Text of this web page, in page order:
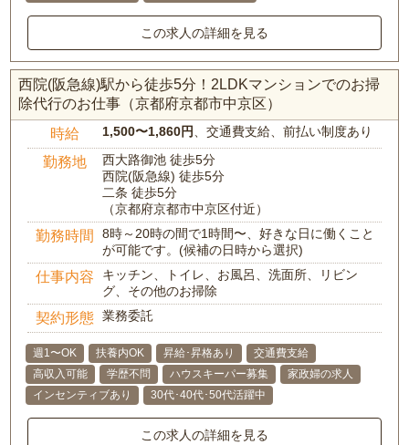
この求人の詳細を見る
西院(阪急線)駅から徒歩5分！2LDKマンションでのお掃
除代行のお仕事（京都府京都市中京区）
時給 1,500〜1,860円 、交通費支給、前払い制度あり
勤務地
西大路御池 徒歩5分
西院(阪急線) 徒歩5分
二条 徒歩5分
（京都府京都市中京区付近）
勤務時間
8時～20時の間で1時間〜、好きな日に働くこと
が可能です。(候補の日時から選択)
仕事内容
キッチン、トイレ、お風呂、洗面所、リビン
グ、その他のお掃除
契約形態 業務委託
週1〜OK 扶養内OK 昇給･昇格あり
交通費支給
高収入可能
学歴不問 ハウスキーパー募集
家政婦の求人
インセンティブあり
30代･40代･50代活躍中
この求人の詳細を見る